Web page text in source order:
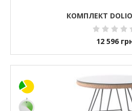
КОМПЛЕКТ
12 596